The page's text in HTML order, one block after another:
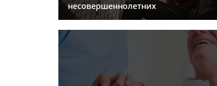
несовершеннолетних